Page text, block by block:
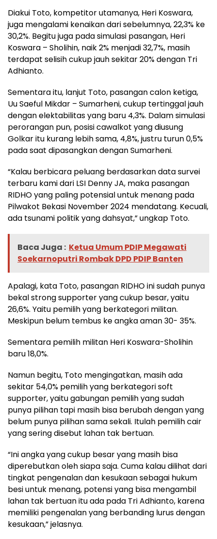
Diakui Toto, kompetitor utamanya, Heri Koswara,
juga mengalami kenaikan dari sebelumnya, 22,3% ke
30,2%. Begitu juga pada simulasi pasangan, Heri
Koswara – Sholihin, naik 2% menjadi 32,7%, masih
terdapat selisih cukup jauh sekitar 20% dengan Tri
Adhianto.
Sementara itu, lanjut Toto, pasangan calon ketiga,
Uu Saeful Mikdar – Sumarheni, cukup tertinggal jauh
dengan elektabilitas yang baru 4,3%. Dalam simulasi
perorangan pun, posisi cawalkot yang diusung
Golkar itu kurang lebih sama, 4,8%, justru turun 0,5%
pada saat dipasangkan dengan Sumarheni.
“Kalau berbicara peluang berdasarkan data survei
terbaru kami dari LSI Denny JA, maka pasangan
RIDHO yang paling potensial untuk menang pada
Pilwakot Bekasi November 2024 mendatang. Kecuali,
ada tsunami politik yang dahsyat,” ungkap Toto.
Baca Juga : Ketua Umum PDIP Megawati
Soekarnoputri Rombak DPD PDIP Banten
Apalagi, kata Toto, pasangan RIDHO ini sudah punya
bekal strong supporter yang cukup besar, yaitu
26,6%. Yaitu pemilih yang berkategori militan.
Meskipun belum tembus ke angka aman 30- 35%.
Sementara pemilih militan Heri Koswara-Sholihin
baru 18,0%.
Namun begitu, Toto mengingatkan, masih ada
sekitar 54,0% pemilih yang berkategori soft
supporter, yaitu gabungan pemilih yang sudah
punya pilihan tapi masih bisa berubah dengan yang
belum punya pilihan sama sekali. Itulah pemilih cair
yang sering disebut lahan tak bertuan.
“Ini angka yang cukup besar yang masih bisa
diperebutkan oleh siapa saja. Cuma kalau dilihat dari
tingkat pengenalan dan kesukaan sebagai hukum
besi untuk menang, potensi yang bisa mengambil
lahan tak bertuan itu ada pada Tri Adhianto, karena
memiliki pengenalan yang berbanding lurus dengan
kesukaan,” jelasnya.